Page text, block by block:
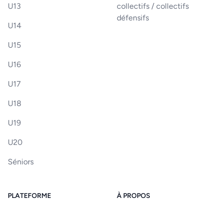
U13
U14
U15
U16
U17
U18
U19
U20
Séniors
collectifs / collectifs
défensifs
PLATEFORME À PROPOS